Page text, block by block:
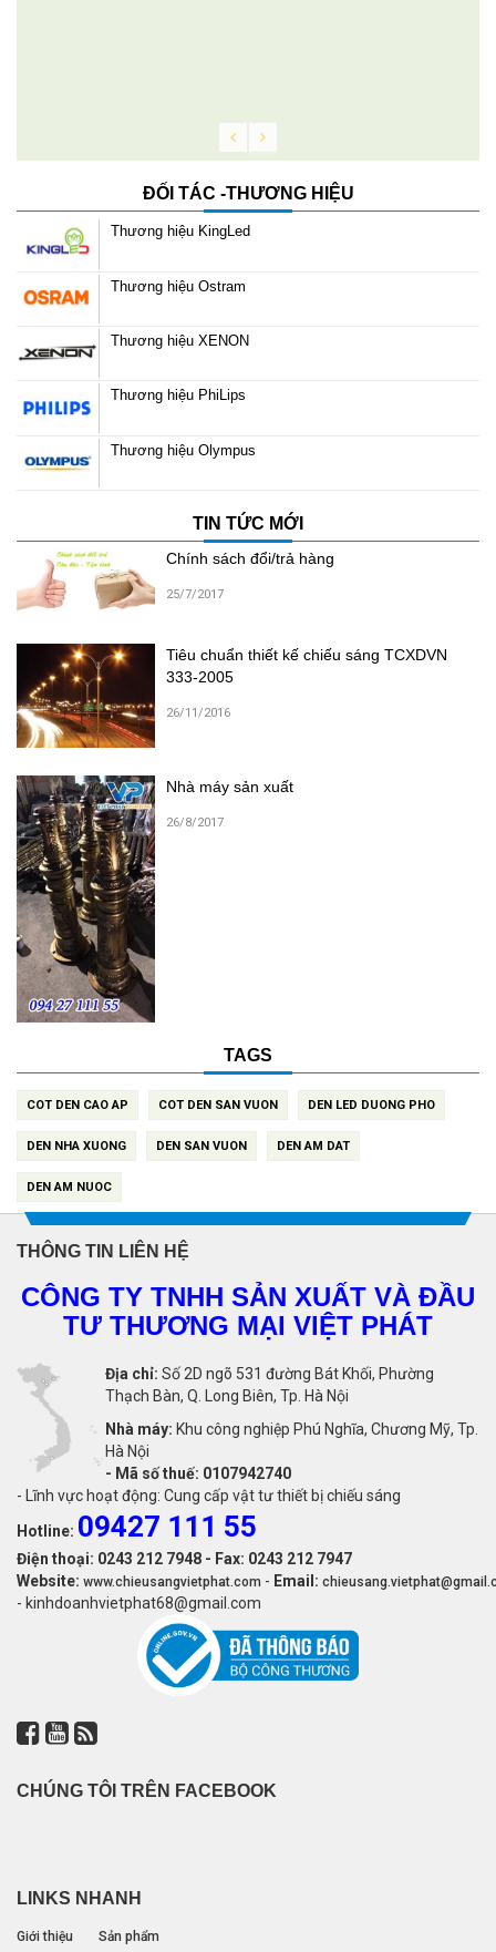
ĐỐI TÁC -THƯƠNG HIỆU
Thương hiệu KingLed
Thương hiệu Ostram
Thương hiệu XENON
Thương hiệu PhiLips
Thương hiệu Olympus
TIN TỨC MỚI
Chính sách đổi/trả hàng
25/7/2017
Tiêu chuẩn thiết kế chiếu sáng TCXDVN
333-2005
26/11/2016
Nhà máy sản xuất
26/8/2017
TAGS
COT DEN CAO AP COT DEN SAN VUON DEN LED DUONG PHO
DEN NHA XUONG DEN SAN VUON DEN AM DAT
DEN AM NUOC
THÔNG TIN LIÊN HỆ
CÔNG TY TNHH SẢN XUẤT VÀ ĐẦU
TƯ THƯƠNG MẠI VIỆT PHÁT
Địa chỉ: Số 2D ngõ 531 đường Bát Khối, Phường
Thạch Bàn, Q. Long Biên, Tp. Hà Nội
Nhà máy: Khu công nghiệp Phú Nghĩa, Chương Mỹ, Tp.
Hà Nội
- Mã số thuế: 0107942740
- Lĩnh vực hoạt động: Cung cấp vật tư thiết bị chiếu sáng
Hotline: 09427 111 55
Điện thoại: 0243 212 7948 - Fax: 0243 212 7947
Website: www.chieusangvietphat.com - Email:
- kinhdoanhvietphat68@gmail.com
CHÚNG TÔI TRÊN FACEBOOK
LINKS NHANH
Giới thiệu Sản phẩm